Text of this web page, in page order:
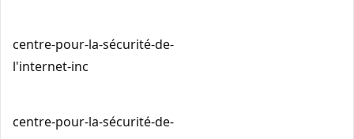
centre-pour-la-sécurité-de-
l'internet-inc
centre-pour-la-sécurité-de-